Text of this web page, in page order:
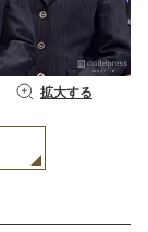
拡大する